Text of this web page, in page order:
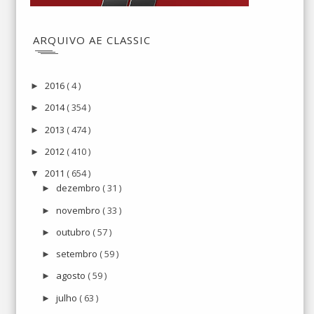
ARQUIVO AE CLASSIC
► 2016 ( 4 )
► 2014( 354 )
► 2013 ( 474 )
► 2012 ( 410 )
▼ 2011 ( 654 )
► dezembro ( 31 )
► novembro ( 33 )
► outubro ( 57 )
► setembro ( 59 )
► agosto ( 59 )
► julho ( 63 )